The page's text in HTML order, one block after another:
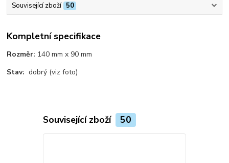
Související zboží 50
Kompletní specifikace
Rozměr: 140 mm x 90 mm
Stav: dobrý (viz foto)
Související zboží 50